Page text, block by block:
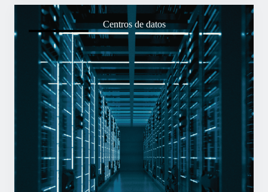
Centros de datos